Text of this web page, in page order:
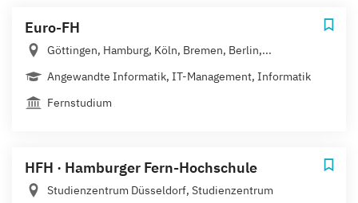
Euro-FH
Göttingen, Hamburg, Köln, Bremen, Berlin,...
Angewandte Informatik, IT-Management, Informatik
Fernstudium
HFH · Hamburger Fern-Hochschule
Studienzentrum Düsseldorf, Studienzentrum